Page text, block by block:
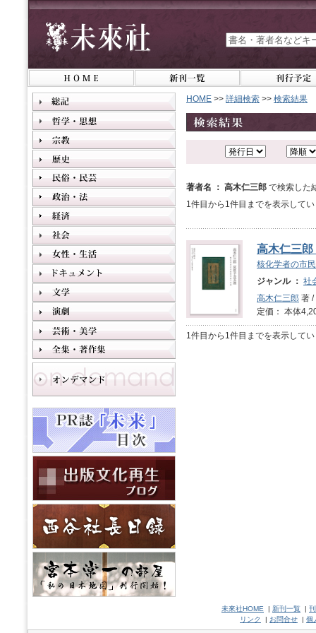
HOME >> 詳細検索 >> 検索結果
著者名 ： 高木仁三郎 で検索した
1件目から1件目までを表示して
高木仁三
核化学者の市
ジャンル ： 社
高木仁三郎 著 /
定価： 本体
1件目から1件目までを表示して
未來社HOME | 新刊一覧 |
リンク
| お問合せ | 個